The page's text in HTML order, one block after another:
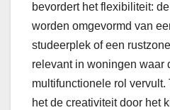
bevordert het flexibiliteit:
worden omgevormd van
studeerplek of een
relevant in woningen waar
multifunctionele rol vervult.
het de creativiteit door het